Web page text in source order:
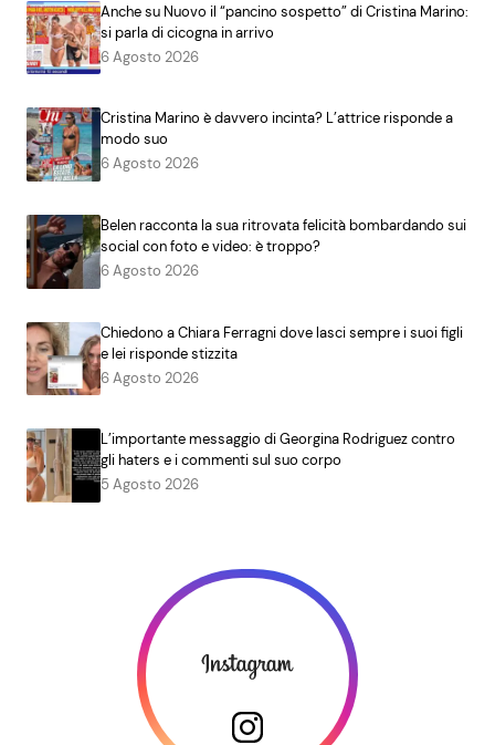
Anche su Nuovo il “pancino sospetto” di Cristina Marino:
si parla di cicogna in arrivo
6 Agosto 2026
Cristina Marino è davvero incinta? L’attrice risponde a
modo suo
6 Agosto 2026
Belen racconta la sua ritrovata felicità bombardando sui
social con foto e video: è troppo?
6 Agosto 2026
Chiedono a Chiara Ferragni dove lasci sempre i suoi figli
e lei risponde stizzita
6 Agosto 2026
L’importante messaggio di Georgina Rodriguez contro
gli haters e i commenti sul suo corpo
5 Agosto 2026